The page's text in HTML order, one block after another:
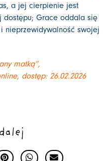
a jej cierpienie jest
dostępu; Grace oddala się
nieprzewidywalność swojej
matką”,
dostęp: 26.02.2026